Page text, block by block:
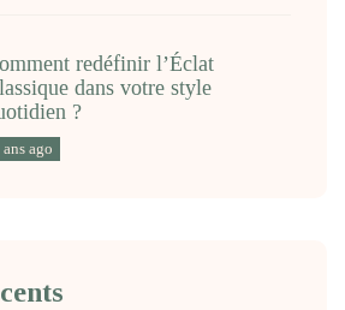
redéfinir l’Éclat
dans votre style
?
ans ago